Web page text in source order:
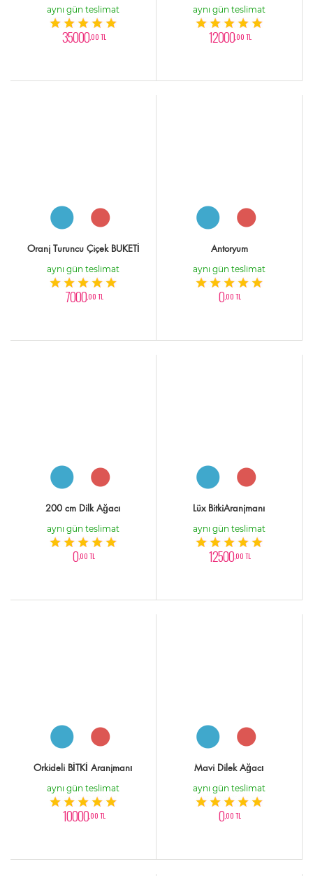
aynı gün teslimat
35000,00 TL
aynı gün teslimat
12000,00 TL
Oranj Turuncu Çiçek BUKETİ
aynı gün teslimat
7000,00 TL
Antoryum
aynı gün teslimat
0,00 TL
200 cm Dilk Ağacı
aynı gün teslimat
0,00 TL
Lüx BitkiAranjmanı
aynı gün teslimat
12500,00 TL
Orkideli BİTKİ Aranjmanı
aynı gün teslimat
10000,00 TL
Mavi Dilek Ağacı
aynı gün teslimat
0,00 TL